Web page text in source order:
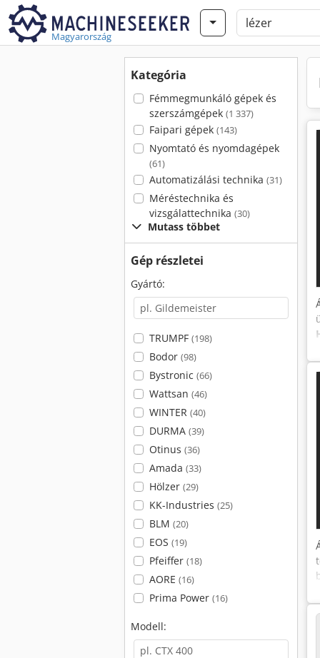
Magyarország
Kategória
Fémmegmunkáló gépek és
szerszámgépek (1 337)
Faipari gépek (143)
Nyomtató és nyomdagépek
(61)
Automatizálási technika (31)
Méréstechnika és
vizsgálattechnika (30)
Mutass többet
Gép részletei
Gyártó:
TRUMPF (198)
Bodor (98)
Bystronic (66)
Wattsan (46)
WINTER (40)
DURMA (39)
Otinus (36)
Amada (33)
Hölzer (29)
KK-Industries (25)
BLM (20)
EOS (19)
Pfeiffer (18)
AORE (16)
Prima Power (16)
Modell: